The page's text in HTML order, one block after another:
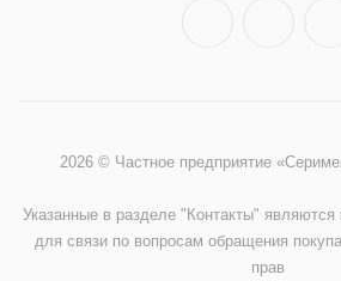
2026 © Частное предприятие
Указанные в разделе "Контакты" являются
для связи по вопросам обращения
прав